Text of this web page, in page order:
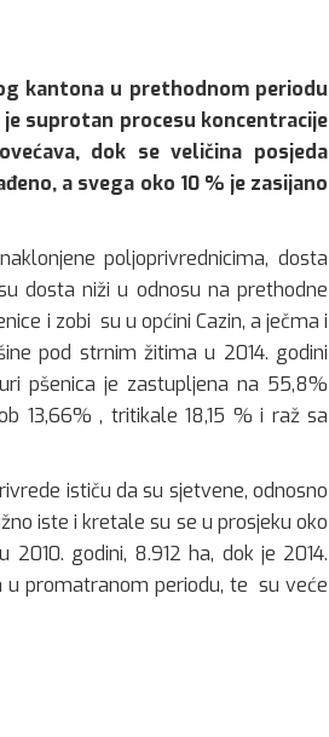
kantona u prethodnom periodu
suprotan procesu koncentracije
dok se veličina posjeda
a svega oko 10 % je zasijano
poljoprivrednicima, dosta
dosta niži u odnosu na prethodne
i zobi su u općini Cazin, a ječma i
pod strnim žitima u 2014. godini
pšenica je zastupljena na 55,8%
13,66% , tritikale 18,15 % i raž sa
ističu da su sjetvene, odnosno
iste i kretale su se u prosjeku oko
godini, 8.912 ha, dok je 2014.
u promatranom periodu, te su veće